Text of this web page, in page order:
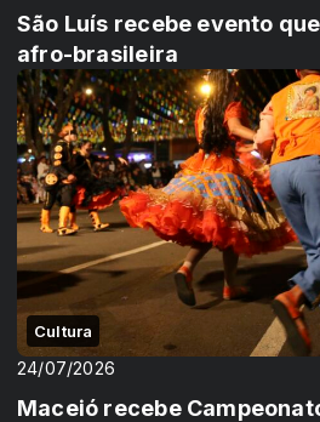
São Luís recebe evento
afro-brasileira
Cultura
24/07/2026
Maceió recebe